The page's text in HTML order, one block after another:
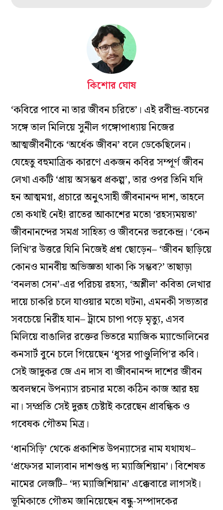
কিশোর ঘোষ
‘কবিরে পাবে না তার জীবন চরিতে’। এই রবীন্দ্র-বচনের
সঙ্গে তাল মিলিয়ে সুনীল গঙ্গোপাধ্যায় নিজের
আত্মজীবনীকে ‘অর্ধেক জীবন’ বলে ডেকেছিলেন।
যেহেতু বহুমাত্রিক কারণে একজন কবির সম্পূর্ণ জীবন
লেখা একটি ‘প্রায় অসম্ভব প্রকল্প’, তার ওপর তিনি যদি
হন আত্মমগ্ন, প্রচারে অনুৎসাহী জীবনানন্দ দাশ, তাহলে
তো কথাই নেই! রাতের আকাশের মতো ‘রহস্যময়তা’
জীবনানন্দের সমগ্র সাহিত্য ও জীবনের ভরকেন্দ্র। ‘কেন
লিখি’র উত্তরে যিনি নিজেই প্রশ্ন ছোড়েন– ‘জীবন ছাড়িয়ে
কোনও মানবীয় অভিজ্ঞতা থাকা কি সম্ভব?’ তাছাড়া
‘বনলতা সেন’-এর পরিচয় রহস্য, ‘অশ্লীল’ কবিতা লেখার
দায়ে চাকরি চলে যাওয়ার মতো ঘটনা, এমনকী সভ্যতার
সবচেয়ে নিরীহ যান– ট্রামে চাপা পড়ে মৃত্যু, এসব
মিলিয়ে বাঙালির রক্তের ভিতরে ম্যাজিক ম্যান্ডোলিনের
কনসার্ট বুনে চলে গিয়েছেন ‘ধূসর পাণ্ডুলিপি’র কবি।
সেই জাদুকর জে এন দাস বা জীবনানন্দ দাশের জীবন
অবলম্বনে উপন্যাস রচনার মতো কঠিন কাজ আর হয়
না। সম্প্রতি সেই দুরূহ চেষ্টাই করেছেন প্রাবন্ধিক ও
গবেষক গৌতম মিত্র।
‘ধানসিড়ি’ থেকে প্রকাশিত উপন্যাসের নাম যথাযথ–
‘প্রফেসর মাল্যবান দাশগুপ্ত দ্য ম্যাজিশিয়ান’। বিশেষত
নামের লেজটি– ‘দ্য ম্যাজিশিয়ান’ এক্কেবারে লাগসই।
ভূমিকাতে গৌতম জানিয়েছেন বন্ধু-সম্পাদকের